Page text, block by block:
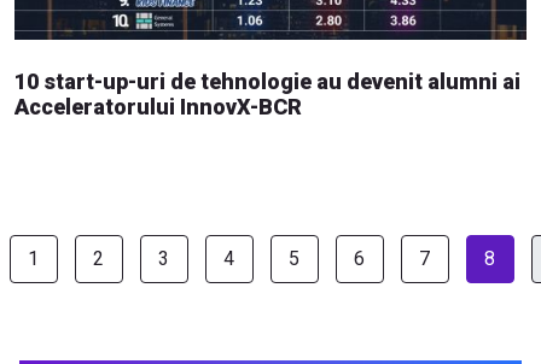
10 start-up-uri de tehnologie au devenit alumni ai
Acceleratorului InnovX-BCR
1 2 3 4 5 6 7 8